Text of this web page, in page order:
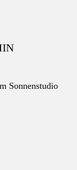
Sonnenstudio